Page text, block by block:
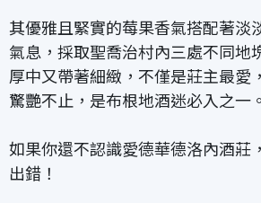
其優雅且緊實的莓果香氣搭配著淡
氣息，採取聖喬治村內三處不同地
厚中又帶著細緻 ，不僅是莊主最愛
驚艷不止，是布根地酒迷必入之一。
如果你還不認識愛德華德洛內酒莊
出錯！